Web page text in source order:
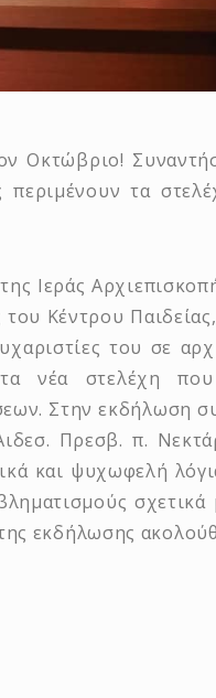
Οκτώβριο!
περιμένουν τα
Ιεράς
Κέντρου
του σε
νέα στελέχη
Στην εκδήλωση
Πρεσβ. π.
και ψυχωφελή
σχετικά
εκδήλωσης